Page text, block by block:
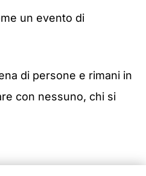
un evento di
di persone e rimani in
con nessuno, chi si